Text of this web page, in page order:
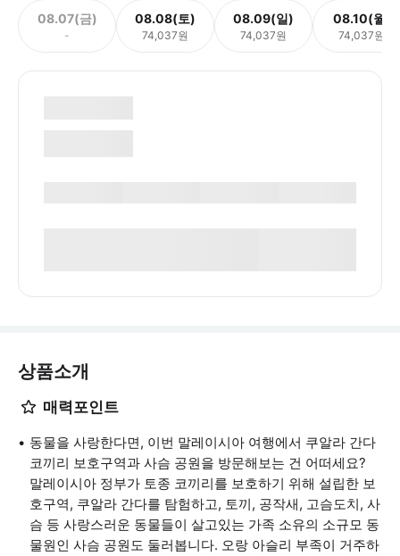
08.07(금)
-
08.08(토)
74,037원
08.09(일)
74,037원
08.10(월)
74,037원
상품소개
매력포인트
동물을 사랑한다면, 이번 말레이시아 여행에서 쿠알라 간다
코끼리 보호구역과 사슴 공원을 방문해보는 건 어떠세요?
말레이시아 정부가 토종 코끼리를 보호하기 위해 설립한 보
호구역, 쿠알라 간다를 탐험하고, 토끼, 공작새, 고슴도치, 사
슴 등 사랑스러운 동물들이 살고있는 가족 소유의 소규모 동
물원인 사슴 공원도 둘러봅니다. 오랑 아슬리 부족이 거주하